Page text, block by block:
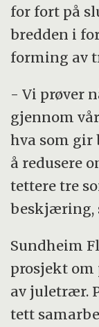
for fort på
bredden i
forming av
- Vi prøver
gjennom
hva som gir
å redusere
tettere tre
beskjæring,
Sundheim
prosjekt
av juletrær.
tett